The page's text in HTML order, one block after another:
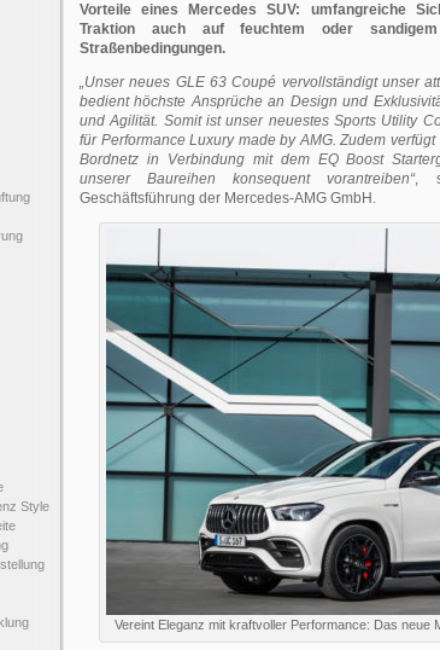
Style
Vorteile eines Mercedes SUV: umfangreiche
Traktion auch auf feuchtem oder
Straßenbedingungen.
„Unser neues GLE 63 Coupé vervollständigt unser
bedient höchste Ansprüche an Design und
und Agilität. Somit ist unser neuestes Sports Utility
für Performance Luxury made by AMG. Zudem
Bordnetz in Verbindung mit dem EQ Boost
unserer Baureihen konsequent vorantreiben“,
Geschäftsführung der Mercedes-AMG GmbH.
Vereint Eleganz mit kraftvoller Performance: Das neue